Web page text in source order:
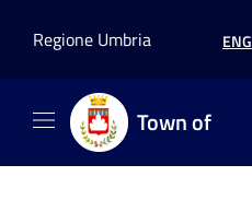
Regione Umbria
ENG
Town of